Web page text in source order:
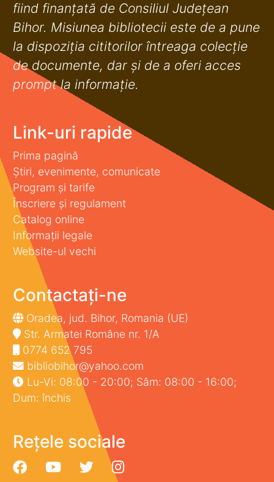
fiind finanţată de Consiliul Judeţean
Bihor. Misiunea bibliotecii este de a pune
la dispoziţia cititorilor întreaga colecţie
de documente, dar şi de a oferi acces
prompt la informaţie.
Link-uri rapide
Prima pagină
Știri, evenimente, comunicate
Program și tarife
Înscriere și regulament
Catalog online
Informații legale
Website-ul vechi
Contactați-ne
Oradea, jud. Bihor, Romania (UE)
Str. Armatei Române nr. 1/A
0774 652 795
bibliobihor@yahoo.com
Lu-Vi: 08:00 - 20:00; Sâm: 08:00 - 16:00;
Dum: închis
Rețele sociale